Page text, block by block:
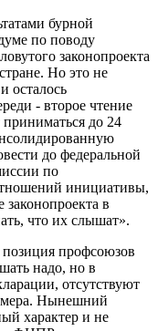
бурной
по поводу
законопроекта
Но это не
осталось
- второе чтение
до 24
до федеральной
по
инициативы,
в
что их слышат».
профсоюзов
надо, но в
отсутствуют
Нынешний
характер и не